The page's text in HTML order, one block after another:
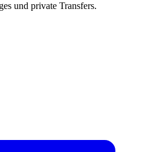
und private Transfers.